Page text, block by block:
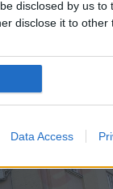
disclosed by us to
disclose it to other
Data Access